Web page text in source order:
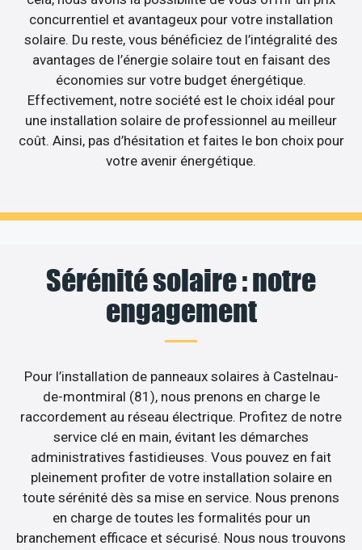
concurrentiel et avantageux pour votre installation
solaire. Du reste, vous bénéficiez de l’intégralité des
avantages de l’énergie solaire tout en faisant des
économies sur votre budget énergétique.
Effectivement, notre société est le choix idéal pour
une installation solaire de professionnel au meilleur
coût. Ainsi, pas d’hésitation et faites le bon choix pour
votre avenir énergétique.
Sérénité solaire : notre
engagement
Pour l’installation de panneaux solaires à Castelnau-
de-montmiral (81), nous prenons en charge le
raccordement au réseau électrique. Profitez de notre
service clé en main, évitant les démarches
administratives fastidieuses. Vous pouvez en fait
pleinement profiter de votre installation solaire en
toute sérénité dès sa mise en service. Nous prenons
en charge de toutes les formalités pour un
branchement efficace et sécurisé. Nous nous trouvons